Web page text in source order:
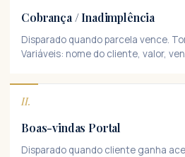
Cobrança / Inadimplência
Disparado quando parcela vence.
Variáveis: nome do cliente, valor,
II.
Boas-vindas Portal
Disparado quando cliente ganha